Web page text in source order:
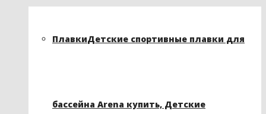
ПлавкиДетские спортивные плавки для
бассейна Arena купить, Детские